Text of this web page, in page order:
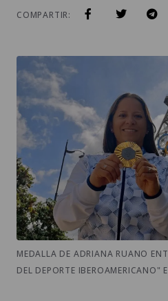
COMPARTIR:
MEDALLA DE ADRIANA RUANO
DEL DEPORTE IBEROAMERICANO"